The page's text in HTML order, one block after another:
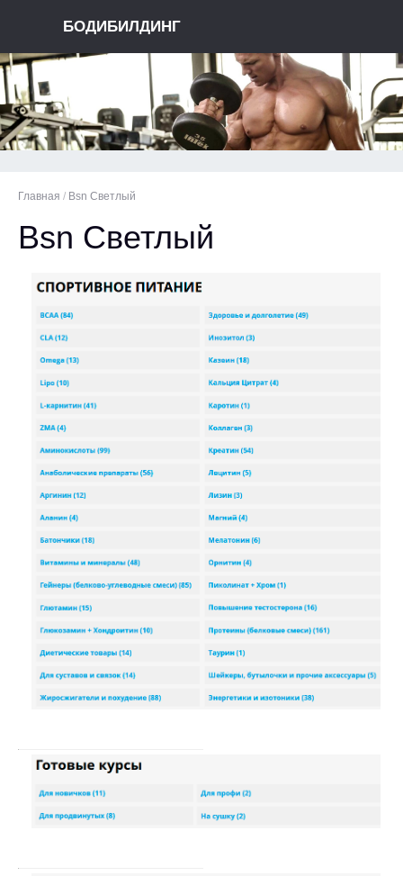
БОДИБИЛДИНГ
Главная / Bsn Светлый
Bsn Светлый